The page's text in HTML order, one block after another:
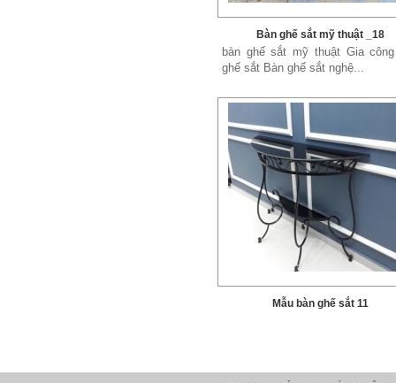
Bàn ghế sắt mỹ thuật _18
bàn ghế sắt mỹ thuật Gia
ghế sắt Bàn ghế sắt nghệ...
Mẫu bàn ghế sắt 11